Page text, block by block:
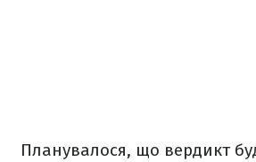
Планувалося, що вердикт